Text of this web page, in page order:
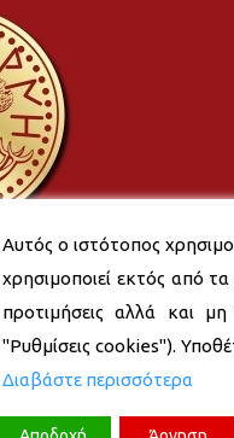
Αυτός ο ιστότοπος
χρησιμοποιεί εκτός από
προτιμήσεις αλλά και
"Ρυθμίσεις cookies").
Διαβάστε περισσότερα